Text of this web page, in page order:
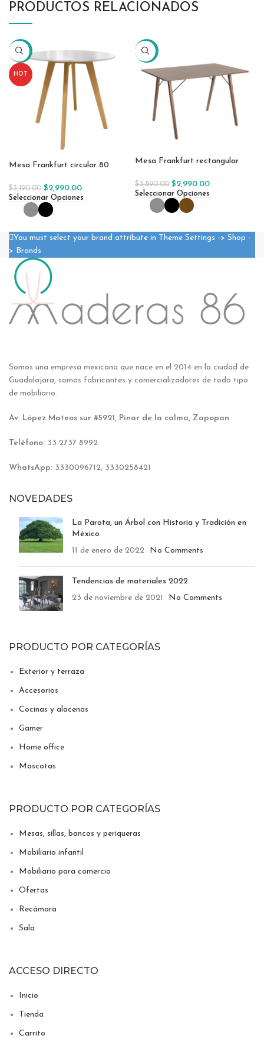
PRODUCTOS RELACIONADOS
-6%
HOT
Mesa Frankfurt circular 80
$3,190.00 $2,990.00
Seleccionar Opciones
-23%
Mesa Frankfurt rectangular
$3,890.00 $2,990.00
Seleccionar Opciones
You must select your brand attribute in Theme Settings -> Shop -
> Brands
Somos una empresa mexicana que nace en el 2014 en la ciudad de
Guadalajara, somos fabricantes y comercializadores de todo tipo
de mobiliario.
Av. López Mateos sur #5921, Pinar de la calma, Zapopan
Teléfono: 33 2737 8992
WhatsApp: 3330096712, 3330258421
NOVEDADES
La Parota, un Árbol con Historia y Tradición en
México
11 de enero de 2022
No Comments
Tendencias de materiales 2022
23 de noviembre de 2021
No Comments
PRODUCTO POR CATEGORÍAS
Exterior y terraza
Accesorios
Cocinas y alacenas
Gamer
Home office
Mascotas
PRODUCTO POR CATEGORÍAS
Mesas, sillas, bancos y periqueras
Mobiliario infantil
Mobiliario para comercio
Ofertas
Recámara
Sala
ACCESO DIRECTO
Inicio
Tienda
Carrito